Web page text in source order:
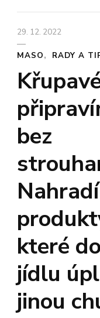
29. 12. 2022
MASO RADY A
bez
které
jídlu
jinou